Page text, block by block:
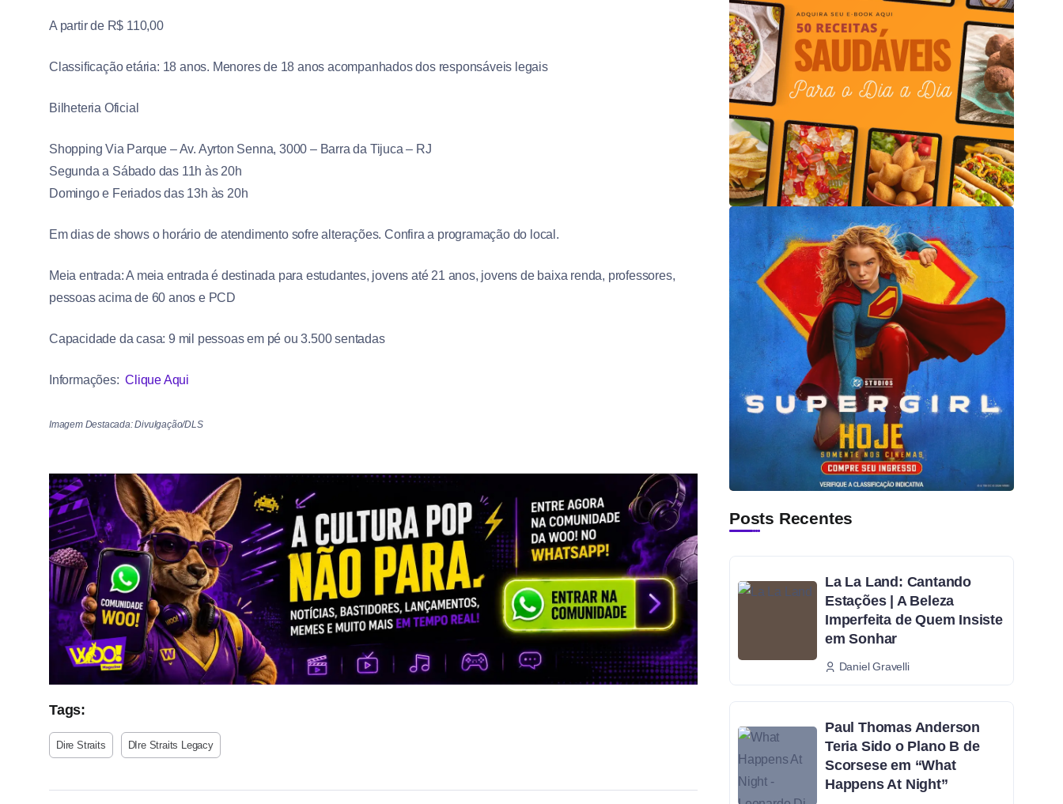
A partir de R$ 110,00
Classificação etária: 18 anos. Menores de 18 anos acompanhados dos responsáveis legais
Bilheteria Oficial
Shopping Via Parque – Av. Ayrton Senna, 3000 – Barra da Tijuca – RJ
Segunda a Sábado das 11h às 20h
Domingo e Feriados das 13h às 20h
Em dias de shows o horário de atendimento sofre alterações. Confira a programação do local.
Meia entrada: A meia entrada é destinada para estudantes, jovens até 21 anos, jovens de baixa renda, professores,
pessoas acima de 60 anos e PCD
Capacidade da casa: 9 mil pessoas em pé ou 3.500 sentadas
Informações:Clique Aqui
Imagem Destacada: Divulgação/DLS
Tags:
Dire Straits DIre Straits Legacy
Posts Recentes
La La Land: Cantando
Estações | A Beleza
Imperfeita de Quem Insiste
em Sonhar
Daniel Gravelli
Paul Thomas Anderson
Teria Sido o Plano B de
Scorsese em “What
Happens At Night”